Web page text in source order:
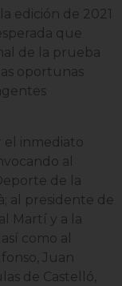
edición de 2021
que
de la prueba
oportunas
el inmediato
al
de la
al presidente de
Martí y a la
como al
Juan
de Castelló,